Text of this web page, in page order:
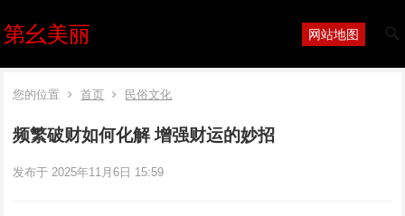
第幺美丽 网站地图
您的位置 首页 民俗文化
频繁破财如何化解 增强财运的妙招
发布于 2025年11月6日 15:59